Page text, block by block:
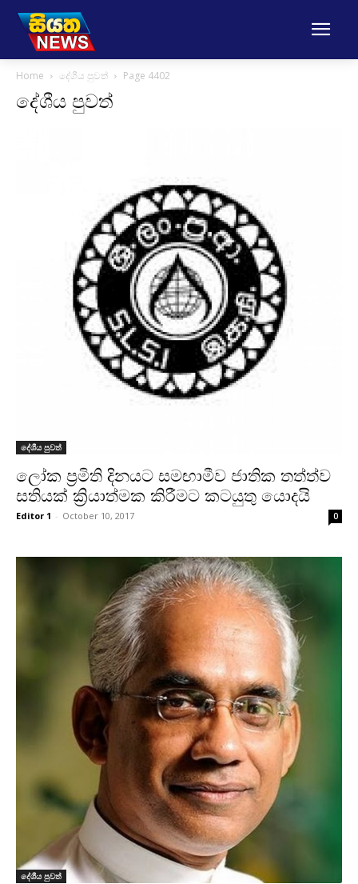
Home දේශීය පුවත් Page 4402
දේශීය පුවත්
දේශීය පුවත්
ලෝක ප්‍රමිති දිනයට සමඟාමීව ජාතික තත්ත්ව
සතියක් ක්‍රියාත්මක කිරීමට කටයුතු යොදයි
Editor 1 - October 10, 2017 0
දේශීය පුවත්